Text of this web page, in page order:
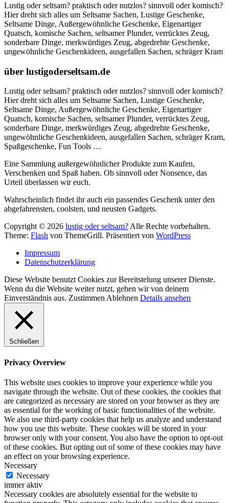
Lustig oder seltsam? praktisch oder nutzlos? sinnvoll oder komisch?
Hier dreht sich alles um Seltsame Sachen, Lustige Geschenke,
Seltsame Dinge, Außergewöhnliche Geschenke, Eigenartiger
Quatsch, komische Sachen, seltsamer Plunder, verrücktes Zeug,
sonderbare Dinge, merkwürdiges Zeug, abgedrehte Geschenke,
ungewöhnliche Geschenkideen, ausgefallen Sachen, schräger Kram
über lustigoderseltsam.de
Lustig oder seltsam? praktisch oder nutzlos? sinnvoll oder komisch?
Hier dreht sich alles um Seltsame Sachen, Lustige Geschenke,
Seltsame Dinge, Außergewöhnliche Geschenke, Eigenartiger
Quatsch, komische Sachen, seltsamer Plunder, verrücktes Zeug,
sonderbare Dinge, merkwürdiges Zeug, abgedrehte Geschenke,
ungewöhnliche Geschenkideen, ausgefallen Sachen, schräger Kram,
Spaßgeschenke, Fun Tools …
Eine Sammlung außergewöhnlicher Produkte zum Kaufen,
Verschenken und Spaß haben. Ob sinnvoll oder Nonsence, das
Urteil überlassen wir euch.
Wahrscheinlich findet ihr auch ein passendes Geschenk unter den
abgefahrensten, coolsten, und neusten Gadgets.
Copyright © 2026 lustig oder seltsam? Alle Rechte vorbehalten.
Theme: Flash von ThemeGrill. Präsentiert von WordPress
Impressum
Datenschutzerklärung
Diese Website benutzt Cookies zur Bereitstelung unserer Dienste.
Wenn du die Website weiter nutzt, gehen wir von deinem
Einverständnis aus. Zustimmen Ablehnen Details ansehen
Schließen
Privacy Overview
This website uses cookies to improve your experience while you
navigate through the website. Out of these cookies, the cookies that
are categorized as necessary are stored on your browser as they are
as essential for the working of basic functionalities of the website.
We also use third-party cookies that help us analyze and understand
how you use this website. These cookies will be stored in your
browser only with your consent. You also have the option to opt-out
of these cookies. But opting out of some of these cookies may have
an effect on your browsing experience.
Necessary
Necessary
immer aktiv
Necessary cookies are absolutely essential for the website to